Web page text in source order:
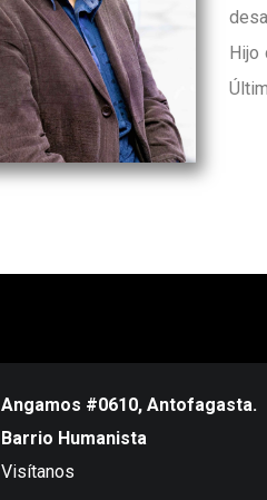
Hijo
Angamos #0610, Antofagasta.
Barrio Humanista
Visítanos